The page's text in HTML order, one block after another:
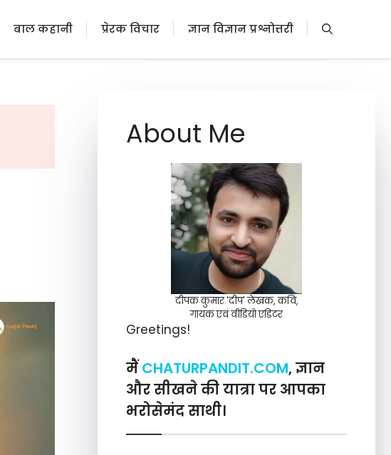
बाल कहानी प्रेरक विचार ज्ञान विज्ञान प्रश्नोत्तरी
About Me
दीपक कुमार 'दीप' लेखक, कवि,
गायक एवं वीडियो एडिटर
Greetings!
मैं CHATURPANDIT.COM, ज्ञान
और सीखने की यात्रा पर आपका
भरोसेमंद साथी।